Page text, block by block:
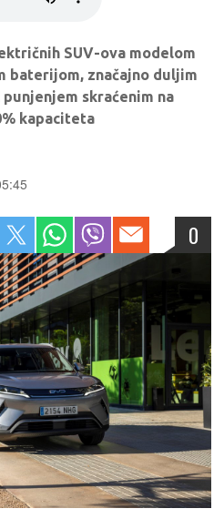
SUV-ova modelom
baterijom, značajno duljim
punjenjem skraćenim na
kapaciteta
0